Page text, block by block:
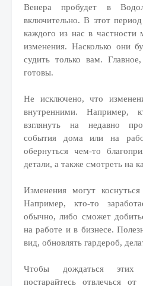
Венера пробудет в
включительно. В этот
каждого из нас в частности
изменения. Насколько они
судить только вам.
готовы.
Не исключено, что
внутренними. Например,
взглянуть на недавно
события дома или на
обернуться чем-то
детали, а также смотреть на
Изменения могут
Например, кто-то
обычно, либо сможет
на работе и в бизнесе.
вид, обновлять гардероб,
Чтобы дождаться этих
постарайтесь отвлечься